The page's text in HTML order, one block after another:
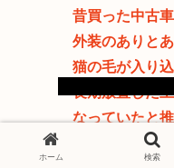
昔買った中古車
外装のありと
猫の毛が入り
長期放置した
なっていたと
猫よ、ルーフ
ホーム 検索